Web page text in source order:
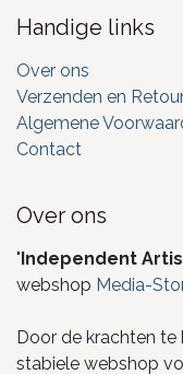
Handige links
Over ons
Verzenden en
Algemene
Contact
Over ons
"Independent
webshop Media-
Door de krachten
stabiele webshop